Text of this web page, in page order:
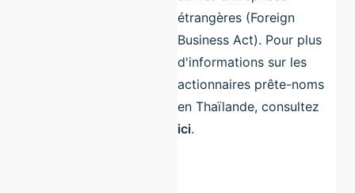
étrangères (Foreign
Business Act). Pour plus
d'informations sur les
actionnaires prête-noms
en Thaïlande, consultez
ici.